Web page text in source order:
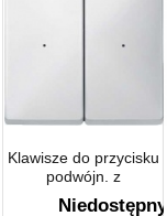
Klawisze do przycisku
podwójn. z
oznaczeniem
Niedostępny